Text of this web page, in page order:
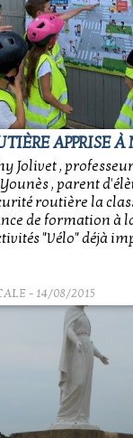
APPRISE À
Jolivet , professeur
, parent
routière la
de formation à
"Vélo" déjà
- 14/08/2015